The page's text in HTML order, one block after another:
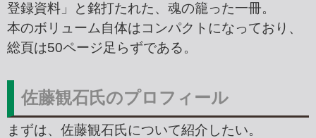
登録資料」と銘打たれた、魂の籠った一冊。
本のボリューム自体はコンパクトになっており、
総頁は50ページ足らずである。
佐藤観石氏のプロフィール
まずは、佐藤観石氏について紹介したい。